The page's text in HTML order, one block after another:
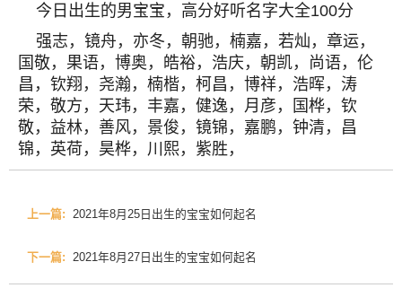
今日出生的男宝宝，高分好听名字大全100分
强志，镜舟，亦冬，朝驰，楠嘉，若灿，章运，
国敬，果语，博奥，皓裕，浩庆，朝凯，尚语，伦
昌，钦翔，尧瀚，楠楷，柯昌，博祥，浩晖，涛
荣，敬方，天玮，丰嘉，健逸，月彦，国桦，钦
敬，益林，善风，景俊，镜锦，嘉鹏，钟清，昌
锦，英荷，昊桦，川熙，紫胜，
上一篇: 2021年8月25日出生的宝宝如何起名
下一篇: 2021年8月27日出生的宝宝如何起名